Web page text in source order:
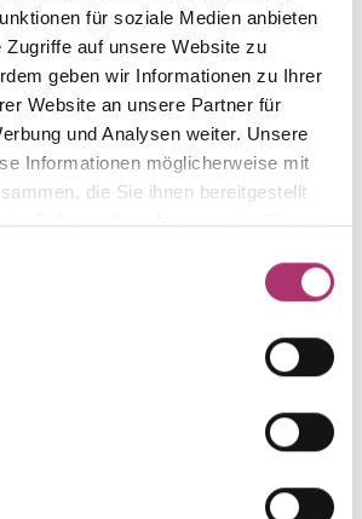
für soziale Medien anbieten
Zugriffe auf unsere Website zu
geben wir Informationen zu Ihrer
Website an unsere Partner für
und Analysen weiter. Unsere
Informationen möglicherweise mit
die Sie ihnen bereitgestellt
im Rahmen Ihrer Nutzung der Dienste
Kollektion.
· Rotgold 750 · Amethyst · Brillant
SI
SI